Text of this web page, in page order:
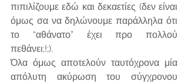
πιπιλίζουμε εδώ και δεκαετίες (δεν είναι
όμως σα να δηλώνουμε παράλληλα ότι
το “αθάνατο” έχει προ πολλού
πεθάνει;!;).
Όλα όμως αποτελούν ταυτόχρονα μία
απόλυτη ακύρωση του σύγχρονου